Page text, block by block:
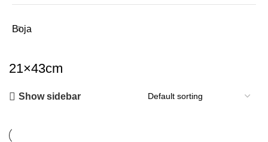
Boja
21×43cm
Show sidebar